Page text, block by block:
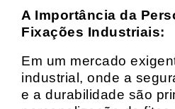
A Importância da
Fixações Industriais:
Em um mercado
industrial, onde a
e a durabilidade são